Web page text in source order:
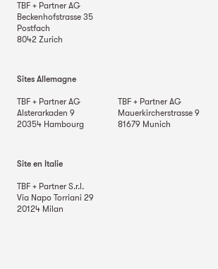
TBF + Partner AG
Beckenhofstrasse 35
Postfach
8042 Zurich
Sites Allemagne
TBF + Partner AG
Alsterarkaden 9
20354 Hambourg
TBF + Partner AG
Mauerkircherstrasse 9
81679 Munich
Site en Italie
TBF + Partner S.r.l.
Via Napo Torriani 29
20124 Milan